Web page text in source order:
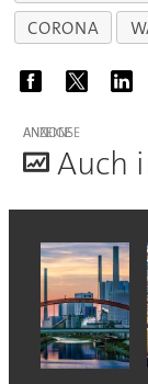
CORONA
ANZEIGE
Auch